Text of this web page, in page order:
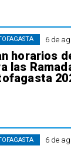
6 de
horarios
las
6 de